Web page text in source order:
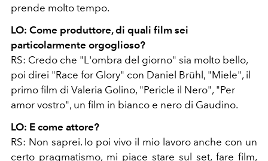
prende molto tempo.
LO: Come produttore, di quali film sei
particolarmente orgoglioso?
RS: Credo che "L'ombra del giorno" sia molto bello,
poi direi "Race for Glory" con Daniel Brühl, "Miele", il
primo film di Valeria Golino, "Pericle il Nero", "Per
amor vostro", un film in bianco e nero di Gaudino.
LO: E come attore?
RS: Non saprei. Io poi vivo il mio lavoro anche con un
certo pragmatismo, mi piace stare sul set, fare film,